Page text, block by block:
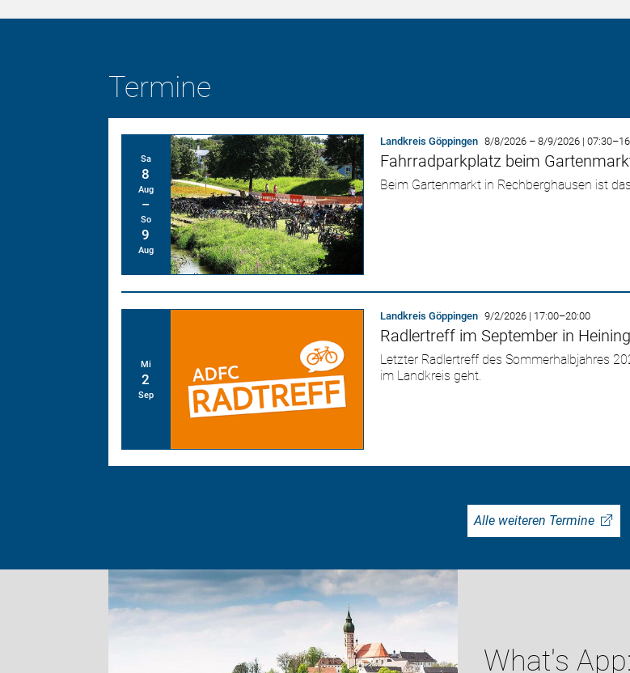
Termine
Sa
8
Aug
So
9
Aug
Landkreis Göppingen 8/8/2026 –8/9/2026 |07:30–
Fahrradparkplatz beim
Beim Gartenmarkt in Rechberghausen ist
Mi
2
Sep
Landkreis Göppingen 9/2/2026 | 17:00–20:00
Radlertreff im September in
Letzter Radlertreff des Sommerhalbjahres
im Landkreis geht.
Alle weiteren Termine
What's